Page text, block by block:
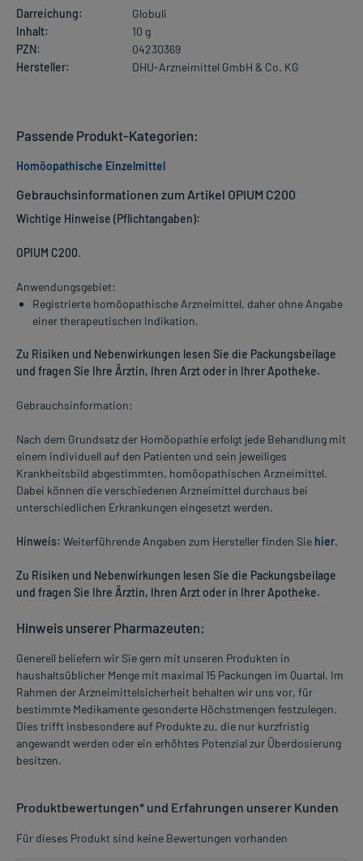
Darreichung:
Globuli
Inhalt:
10 g
PZN:
04230369
Hersteller:
DHU-Arzneimittel GmbH & Co. KG
Gebrauchsinformationen zum Artikel OPIUM C200
Wichtige Hinweise (Pflichtangaben):
OPIUM C200.
Anwendungsgebiet:
Registrierte homöopathische Arzneimittel, daher ohne Angabe
einer therapeutischen Indikation.
Zu Risiken und Nebenwirkungen lesen Sie die Packungsbeilage
und fragen Sie Ihre Ärztin, Ihren Arzt oder in Ihrer Apotheke.
Gebrauchsinformation:
Nach dem Grundsatz der Homöopathie erfolgt jede Behandlung mit
einem individuell auf den Patienten und sein jeweiliges
Krankheitsbild abgestimmten, homöopathischen Arzneimittel.
Dabei können die verschiedenen Arzneimittel durchaus bei
unterschiedlichen Erkrankungen eingesetzt werden.
Hinweis: Weiterführende Angaben zum Hersteller finden Sie hier.
Zu Risiken und Nebenwirkungen lesen Sie die Packungsbeilage
und fragen Sie Ihre Ärztin, Ihren Arzt oder in Ihrer Apotheke.
Hinweis unserer Pharmazeuten:
Generell beliefern wir Sie gern mit unseren Produkten in
haushaltsüblicher Menge mit maximal 15 Packungen im Quartal. Im
Rahmen der Arzneimittelsicherheit behalten wir uns vor, für
bestimmte Medikamente gesonderte Höchstmengen festzulegen.
Dies trifft insbesondere auf Produkte zu, die nur kurzfristig
angewandt werden oder ein erhöhtes Potenzial zur Überdosierung
besitzen.
Produktbewertungen* und Erfahrungen unserer Kunden
Für dieses Produkt sind keine Bewertungen vorhanden
Passende Produkt-Kategorien:
Homöopathische Einzelmittel